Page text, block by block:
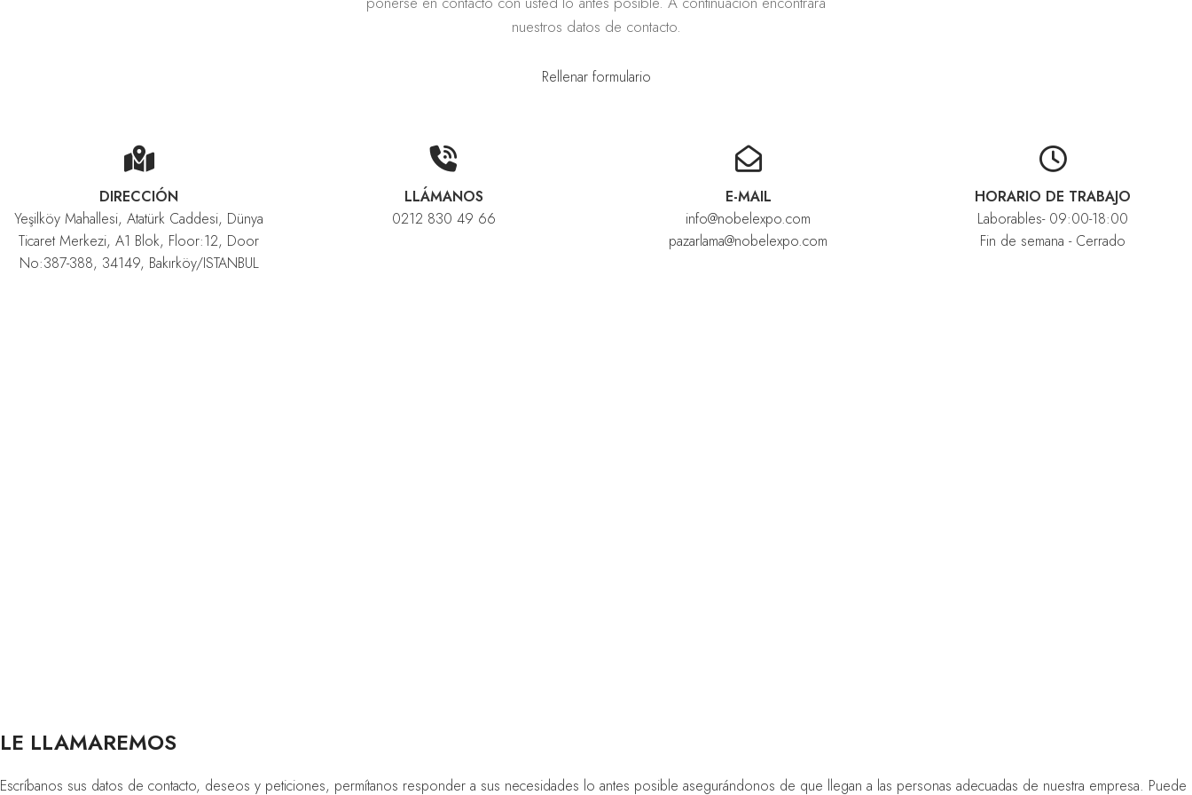
nuestros datos de contacto.
Rellenar formulario
DIRECCIÓN
Yeşilköy Mahallesi, Atatürk Caddesi, Dünya
Ticaret Merkezi, A1 Blok, Floor:12, Door
No:387-388, 34149, Bakırköy/ISTANBUL
LLÁMANOS
0212 830 49 66
E-MAIL
info@nobelexpo.com
pazarlama@nobelexpo.com
HORARIO DE TRABAJO
Laborables- 09:00-18:00
Fin de semana - Cerrado
LE LLAMAREMOS
Escríbanos sus datos de contacto, deseos y peticiones, permítanos responder a sus necesidades lo antes posible asegurándonos de que llegan a las personas adecuadas de nuestra empresa. Puede